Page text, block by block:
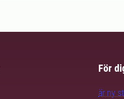
För
är ny